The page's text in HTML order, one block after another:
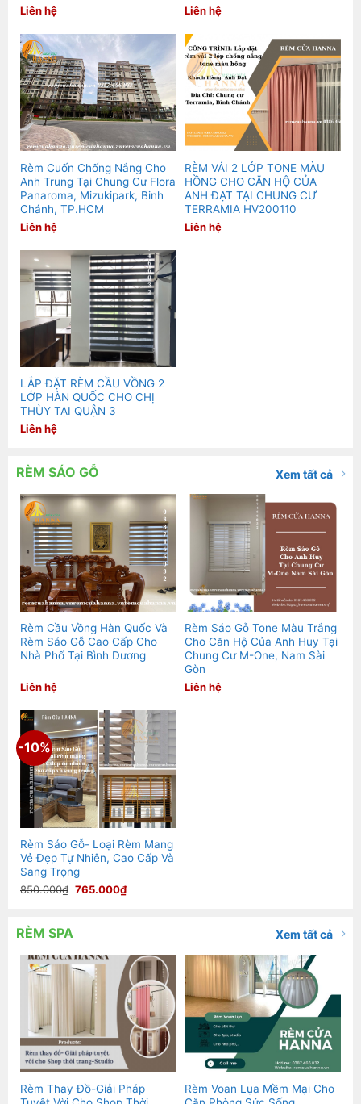
Liên hệ
Liên hệ
Rèm Cuốn Chống Nắng Cho
Anh Trung Tại Chung Cư Flora
Panaroma, Mizukipark, Binh
Chánh, TP.HCM
Liên hệ
RÈM VẢI 2 LỚP TONE MÀU
HỒNG CHO CĂN HỘ CỦA
ANH ĐẠT TẠI CHUNG CƯ
TERRAMIA HV200110
Liên hệ
LẮP ĐẶT RÈM CẦU VỒNG 2
LỚP HÀN QUỐC CHO CHỊ
THÙY TẠI QUẬN 3
Liên hệ
RÈM SÁO GỖ Xem tất cả
Rèm Cầu Vồng Hàn Quốc Và
Rèm Sáo Gỗ Cao Cấp Cho
Nhà Phố Tại Bình Dương
Liên hệ
Rèm Sáo Gỗ Tone Màu Trắng
Cho Căn Hộ Của Anh Huy Tại
Chung Cư M-One, Nam Sài
Gòn
Liên hệ
-10%
Rèm Sáo Gỗ- Loại Rèm Mang
Vẻ Đẹp Tự Nhiên, Cao Cấp Và
Sang Trọng
850.000₫ Giá
765.000₫Giá
hiện
RÈM SPA Xem tất cả
Rèm Thay Đồ-Giải Pháp
Rèm Voan Lụa Mềm Mại Cho